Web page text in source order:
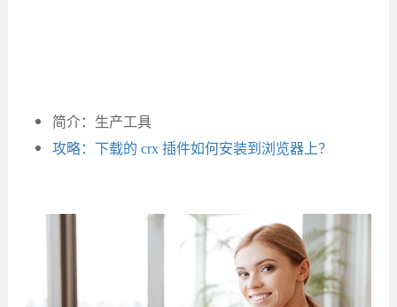
简介：生产工具
攻略：下载的 crx 插件如何安装到浏览器上？